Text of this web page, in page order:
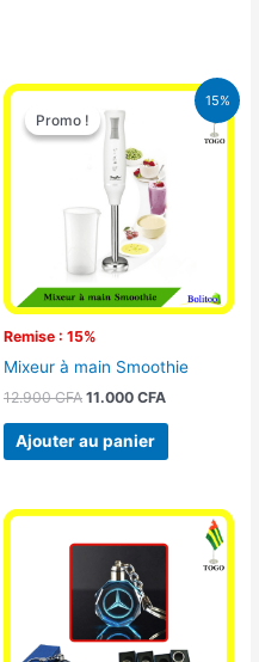
15%
Promo !
Remise : 15%
Promo !
Mixeur à main Smoothie
12.900CFA
Le
prix
initial
était :
12.900 CFA.
11.000 CFA
Le
Ajouter au panier